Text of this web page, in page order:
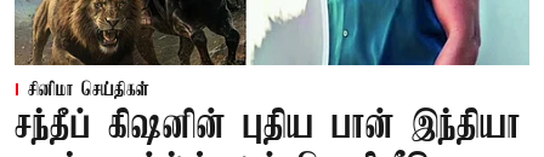
சினிமா செய்திகள்
சந்தீப் கிஷனின் புதிய பான் இந்தியா